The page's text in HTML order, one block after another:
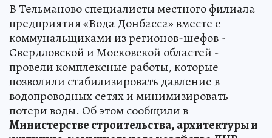
В Тельманово специалисты местного филиала
предприятия «Вода Донбасса» вместе с
коммунальщиками из регионов-шефов -
Свердловской и Московской областей -
провели комплексные работы, которые
позволили стабилизировать давление в
водопроводных сетях и минимизировать
потери воды. Об этом сообщили в
Министерстве строительства, архитектуры и